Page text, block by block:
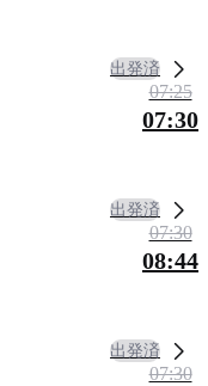
出発済
07:25
07:30
出発済
07:30
08:44
出発済
07:30